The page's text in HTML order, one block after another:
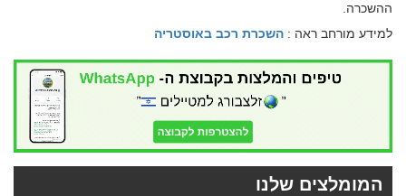
ההשכרה.
למידע מורחב ראה : השכרת רכב באוסטריה
המומלצים שלנו